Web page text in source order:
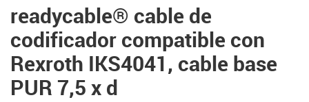
readycable® cable de
codificador compatible con
Rexroth IKS4041, cable base
PUR 7,5 x d